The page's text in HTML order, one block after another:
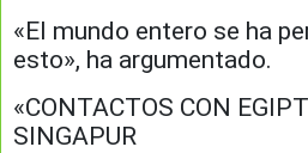
«El mundo entero se ha
esto», ha argumentado.
«CONTACTOS CON
SINGAPUR